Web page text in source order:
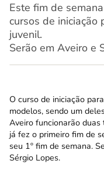
Este fim de
cursos de
juvenil.
Serão em Aveiro e
O curso de iniciação
modelos, sendo um
Aveiro funcionarão
já fez o primeiro fim de
seu 1º fim de semana.
Sérgio Lopes.